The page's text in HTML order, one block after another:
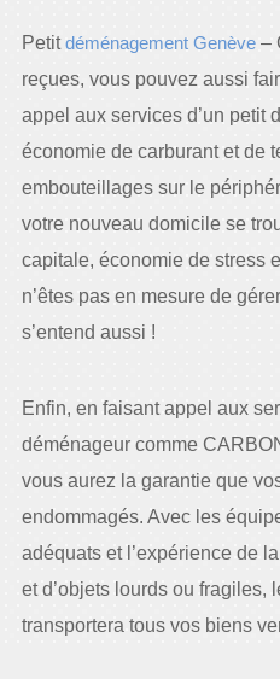
Petitdéménagement Genève–
reçues, vous pouvez aussi
appel aux services d’un petit
économie de carburant et de
embouteillages sur le
votre nouveau domicile se
capitale, économie de stress
n’êtes pas en mesure de
s’entend aussi !
Enfin, en faisant appel aux
déménageur comme
vous aurez la garantie que
endommagés. Avec les
adéquats et l’expérience de
et d’objets lourds ou fragiles,
transportera tous vos biens